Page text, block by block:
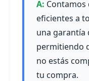
Contamos
eficientes a
una garantía
permitiendo
no estás
tu compra.